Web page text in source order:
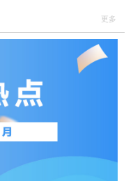
更多